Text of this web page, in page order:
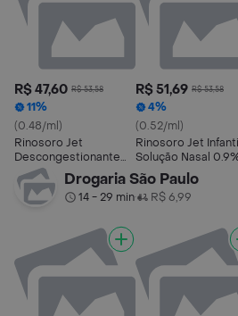
R$ 47,60 R$ 53,58
11%
(0.48/ml)
Rinosoro Jet
Descongestionante
Nasal 0.9% Farmasa
100ml
R$ 51,69 R$ 53,58
4%
(0.52/ml)
Rinosoro Jet Infantil
Solução Nasal
Spray 100ml
Drogaria São Paulo
14 - 29 min• R$ 6,99